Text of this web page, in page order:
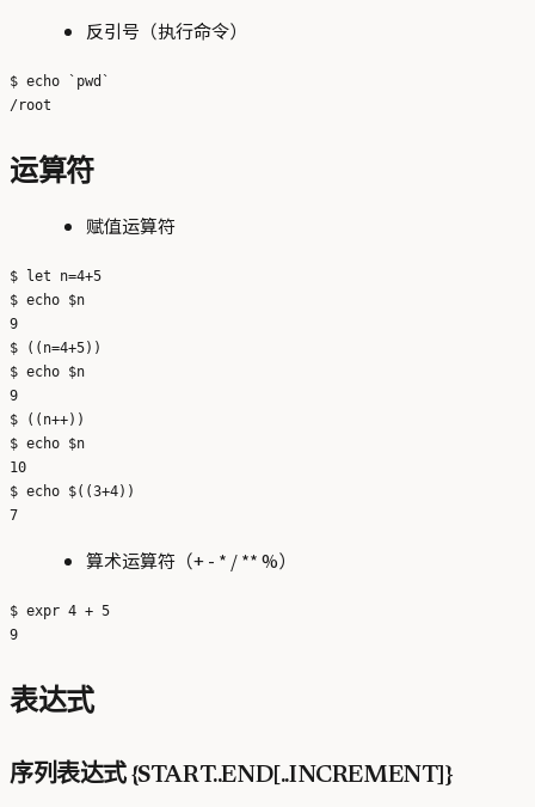
反引号（执行命令）
$ echo `pwd`
运算符
赋值运算符
$ let n=4+5
$ echo $n
9
$ ((n=4+5))
$ echo $n
9
$ ((n++))
$ echo $n
10
$ echo $((3+4))
算术运算符（+ - * / ** %）
$ expr 4 + 5
表达式
序列表达式 {START..END[..INCREMENT]}